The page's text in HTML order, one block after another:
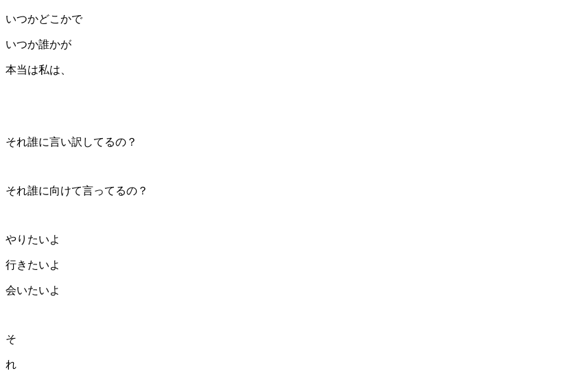
いつかどこかで
いつか誰かが
本当は私は、
それ誰に言い訳してるの？
それ誰に向けて言ってるの？
やりたいよ
行きたいよ
会いたいよ
そ
れ